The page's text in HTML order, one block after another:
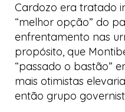
Cardozo era tratado
“melhor opção” do
enfrentamento nas
propósito, que
“passado o bastão”
mais otimistas
então grupo